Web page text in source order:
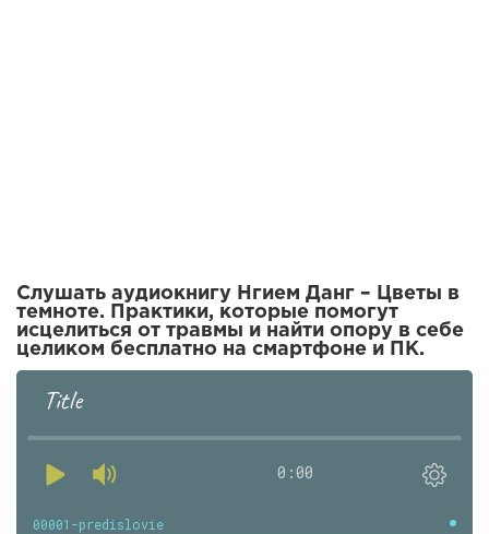
Слушать аудиокнигу Нгием Данг – Цветы в
темноте. Практики, которые помогут
исцелиться от травмы и найти опору в себе
целиком бесплатно на смартфоне и ПК.
Title
0:00
00001-predislovie